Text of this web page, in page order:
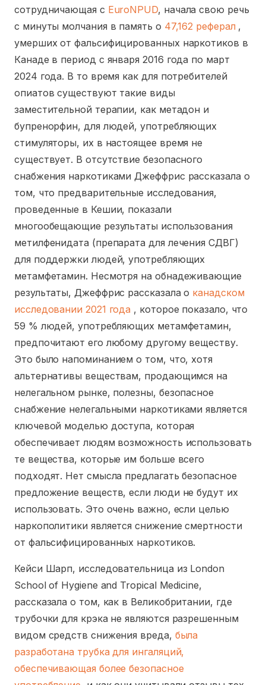
сотрудничающая с EuroNPUD, начала свою речь
с минуты молчания в память о 47,162 реферал ,
умерших от фальсифицированных наркотиков в
Канаде в период с января 2016 года по март
2024 года. В то время как для потребителей
опиатов существуют такие виды
заместительной терапии, как метадон и
бупренорфин, для людей, употребляющих
стимуляторы, их в настоящее время не
существует. В отсутствие безопасного
снабжения наркотиками Джеффрис рассказала о
том, что предварительные исследования,
проведенные в Кешии, показали
многообещающие результаты использования
метилфенидата (препарата для лечения СДВГ)
для поддержки людей, употребляющих
метамфетамин. Несмотря на обнадеживающие
результаты, Джеффрис рассказала о канадском
исследовании 2021 года , которое показало, что
59 % людей, употребляющих метамфетамин,
предпочитают его любому другому веществу.
Это было напоминанием о том, что, хотя
альтернативы веществам, продающимся на
нелегальном рынке, полезны, безопасное
снабжение нелегальными наркотиками является
ключевой моделью доступа, которая
обеспечивает людям возможность использовать
те вещества, которые им больше всего
подходят. Нет смысла предлагать безопасное
предложение веществ, если люди не будут их
использовать. Это очень важно, если целью
наркополитики является снижение смертности
от фальсифицированных наркотиков.
Кейси Шарп, исследовательница из London
School of Hygiene and Tropical Medicine,
рассказала о том, как в Великобритании, где
трубочки для крэка не являются разрешенным
видом средств снижения вреда, была
разработана трубка для ингаляций,
обеспечивающая более безопасное